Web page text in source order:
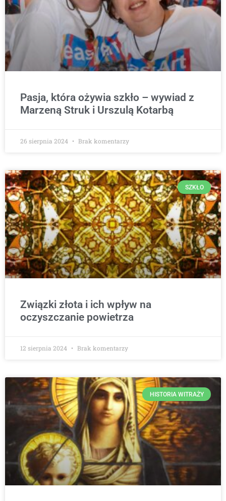
Pasja, która ożywia szkło – wywiad z
Marzeną Struk i Urszulą Kotarbą
26 sierpnia 2024 Brak komentarzy
SZKŁO
Związki złota i ich wpływ na
oczyszczanie powietrza
12 sierpnia 2024 Brak komentarzy
HISTORIA WITRAŻY